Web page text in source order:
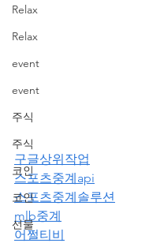
Relax
Relax
event
event
주식
주식
코인
코인
선물
구글상위작업
스포츠중계api
스포츠중계솔루션
mlb중계
어쩔티비